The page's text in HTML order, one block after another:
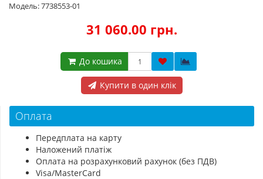
Модель: 7738553-01
31 060.00 грн.
До кошика
Купити в один клік
Оплата
Передплата на карту
Наложений платіж
Оплата на розрахунковий рахунок (без ПДВ)
Visa/MasterCard